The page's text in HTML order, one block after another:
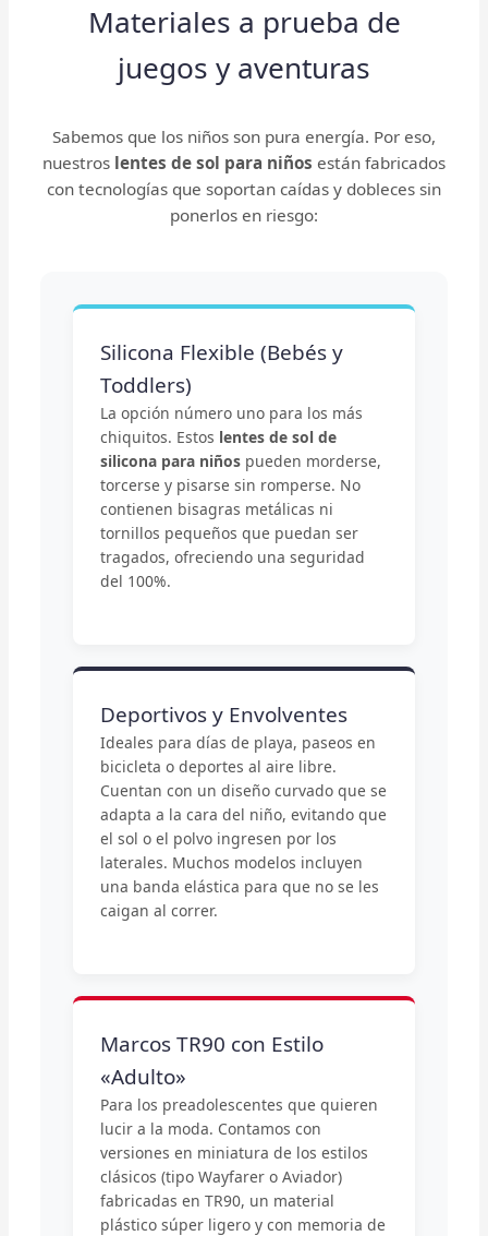
Materiales a prueba de
juegos y aventuras
Sabemos que los niños son pura energía. Por eso,
nuestros lentes de sol para niños están fabricados
con tecnologías que soportan caídas y dobleces sin
ponerlos en riesgo:
Silicona Flexible (Bebés y
Toddlers)
La opción número uno para los más
chiquitos. Estos lentes de sol de
silicona para niños pueden morderse,
torcerse y pisarse sin romperse. No
contienen bisagras metálicas ni
tornillos pequeños que puedan ser
tragados, ofreciendo una seguridad
del 100%.
Deportivos y Envolventes
Ideales para días de playa, paseos en
bicicleta o deportes al aire libre.
Cuentan con un diseño curvado que se
adapta a la cara del niño, evitando que
el sol o el polvo ingresen por los
laterales. Muchos modelos incluyen
una banda elástica para que no se les
caigan al correr.
Marcos TR90 con Estilo
«Adulto»
Para los preadolescentes que quieren
lucir a la moda. Contamos con
versiones en miniatura de los estilos
clásicos (tipo Wayfarer o Aviador)
fabricadas en TR90, un material
plástico súper ligero y con memoria de